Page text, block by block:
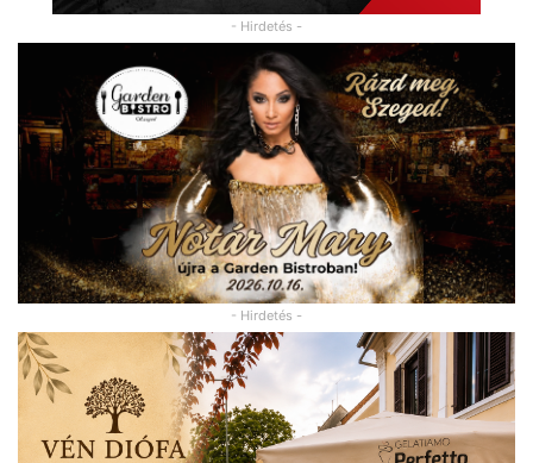
- Hirdetés -
- Hirdetés -